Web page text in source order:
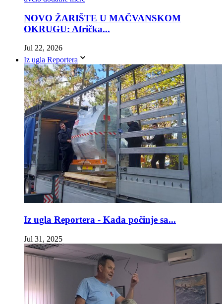
NOVO ŽARIŠTE U MAČVANSKOM
OKRUGU: Afrička...
Jul 22, 2026
Iz ugla Reportera
Iz ugla Reportera - Kada počinje sa...
Jul 31, 2025